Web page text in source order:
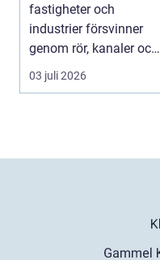
fastigheter och
industrier försvinner
genom rör, kanaler och
tekniska insta...
03 juli 2026